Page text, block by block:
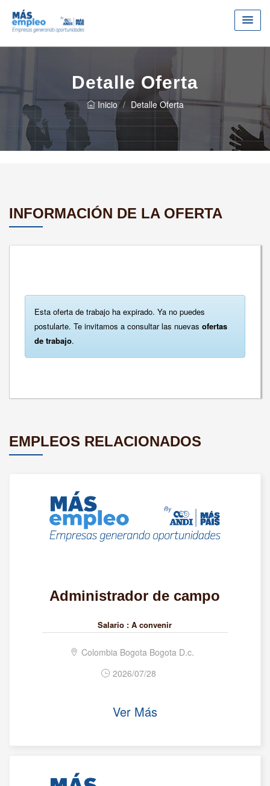
Detalle Oferta
Inicio Detalle Oferta
INFORMACIÓN DE LA OFERTA
Esta oferta de trabajo ha expirado. Ya no puedes
postularte. Te invitamos a consultar las nuevas ofertas
de trabajo.
EMPLEOS RELACIONADOS
Administrador de campo
Salario : A convenir
Colombia Bogota Bogota D.c.
2026/07/28
Ver Más